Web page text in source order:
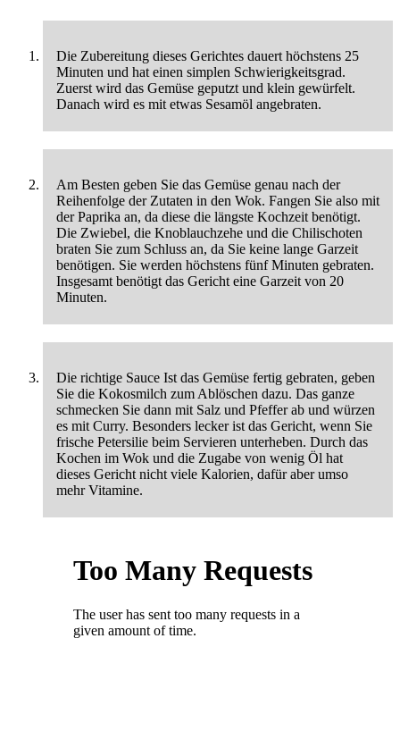
Die Zubereitung dieses Gerichtes dauert höchstens 25
Minuten und hat einen simplen Schwierigkeitsgrad.
Zuerst wird das Gemüse geputzt und klein gewürfelt.
Danach wird es mit etwas Sesamöl angebraten.
Am Besten geben Sie das Gemüse genau nach der
Reihenfolge der Zutaten in den Wok. Fangen Sie also mit
der Paprika an, da diese die längste Kochzeit benötigt.
Die Zwiebel, die Knoblauchzehe und die Chilischoten
braten Sie zum Schluss an, da Sie keine lange Garzeit
benötigen. Sie werden höchstens fünf Minuten gebraten.
Insgesamt benötigt das Gericht eine Garzeit von 20
Minuten.
Die richtige Sauce Ist das Gemüse fertig gebraten, geben
Sie die Kokosmilch zum Ablöschen dazu. Das ganze
schmecken Sie dann mit Salz und Pfeffer ab und würzen
es mit Curry. Besonders lecker ist das Gericht, wenn Sie
frische Petersilie beim Servieren unterheben. Durch das
Kochen im Wok und die Zugabe von wenig Öl hat
dieses Gericht nicht viele Kalorien, dafür aber umso
mehr Vitamine.